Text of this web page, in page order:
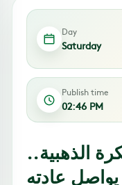
Day
Saturday
Publish time
02:46 PM
الذهبية..
يواصل عادته